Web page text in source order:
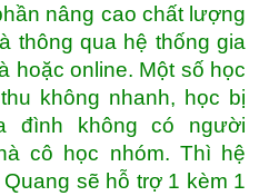
nâng cao chất lượng
thông qua hệ thống gia
hoặc online. Một số học
không nhanh, học bị
đình không có người
cô học nhóm. Thì hệ
sẽ hỗ trợ 1 kèm 1